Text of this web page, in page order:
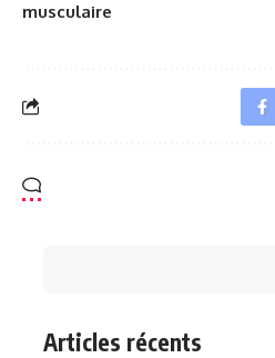
musculaire
Articles récents